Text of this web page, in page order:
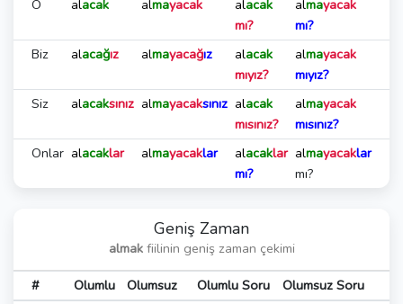
O
alacak almayacak alacak
mı?
almayacak
mı?
Biz
alacağız almayacağız alacak
mıyız?
almayacak
mıyız?
Siz
alacaksınız almayacaksınız alacak
mısınız?
almayacak
mısınız?
Onlar alacaklar almayacaklar alacaklar
mı?
almayacaklar
mı?
Geniş Zaman
almakfiilinin geniş zaman çekimi
# Olumlu Olumsuz Olumlu Soru
Olumsuz Soru